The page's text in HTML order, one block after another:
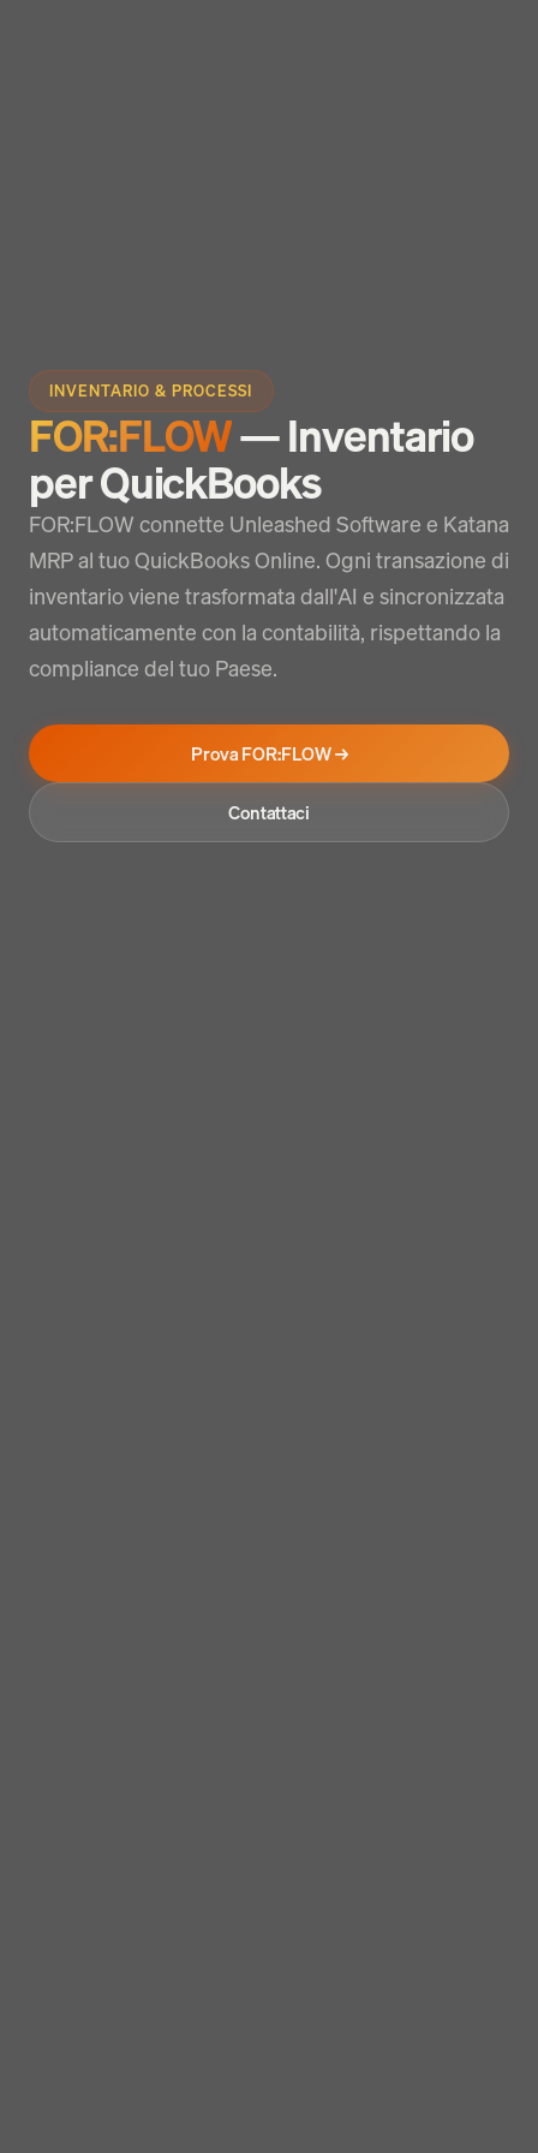
INVENTARIO & PROCESSI
FOR:FLOW— Inventario
per QuickBooks
FOR:FLOW connette Unleashed Software e Katana
MRP al tuo QuickBooks Online. Ogni transazione di
inventario viene trasformata dall'AI e sincronizzata
automaticamente con la contabilità, rispettando la
compliance del tuo Paese.
Prova FOR:FLOW →
Contattaci